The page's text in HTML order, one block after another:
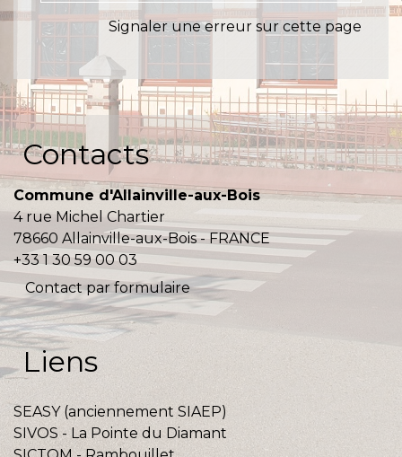
Signaler une erreur sur cette page
Contacts
Commune d'Allainville-aux-Bois
4 rue Michel Chartier
78660 Allainville-aux-Bois - FRANCE
+33 1 30 59 00 03
Contact par formulaire
Liens
SEASY (anciennement SIAEP)
SIVOS - La Pointe du Diamant